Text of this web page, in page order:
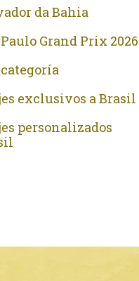
da Bahia
Paulo Grand Prix 2026
exclusivos a Brasil
personalizados